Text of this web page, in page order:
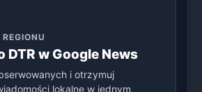
DTR w Google News
i otrzymuj
lokalne w jednym